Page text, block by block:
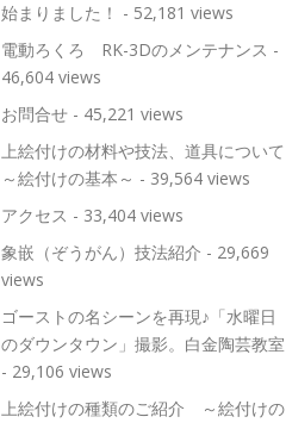
始まりました！ - 52,181 views
電動ろくろ RK-3Dのメンテナンス -
46,604 views
お問合せ - 45,221 views
上絵付けの材料や技法、道具について
～絵付けの基本～ - 39,564 views
アクセス - 33,404 views
象嵌（ぞうがん）技法紹介 - 29,669
views
ゴーストの名シーンを再現♪「水曜日
のダウンタウン」撮影。白金陶芸教室
- 29,106 views
上絵付けの種類のご紹介 ～絵付けの